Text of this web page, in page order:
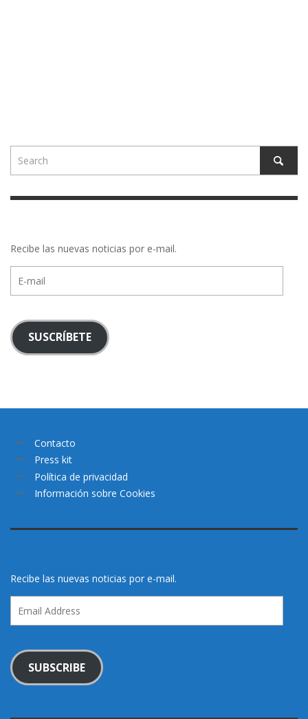
Recibe las nuevas noticias por e-mail.
mail
SUSCRÍBETE
Contacto
Press kit
Política de privacidad
Información sobre Cookies
Recibe las nuevas noticias por e-mail.
Address
SUBSCRIBE